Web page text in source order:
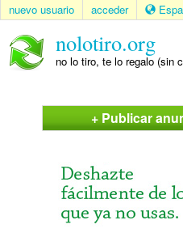
nuevo usuario acceder
nolotiro.org
no lo tiro, te lo regalo (sin
+ Publicar